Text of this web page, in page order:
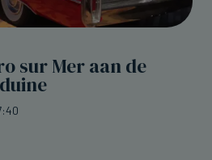
sur Mer aan de